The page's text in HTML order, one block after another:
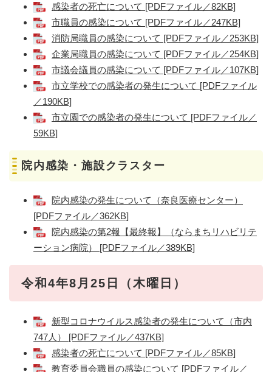
感染者の死亡について [PDFファイル／82KB]
市職員の感染について [PDFファイル／247KB]
消防局職員の感染について [PDFファイル／253KB]
企業局職員の感染について [PDFファイル／254KB]
市議会議員の感染について [PDFファイル／107KB]
市立学校での感染者の発生について [PDFファイル
／190KB]
市立園での感染者の発生について [PDFファイル／
59KB]
院内感染・施設クラスター
院内感染の発生について（奈良医療センター）
[PDFファイル／362KB]
院内感染の第2報【最終報】（ならまちリハビリテ
ーション病院） [PDFファイル／389KB]
令和4年8月25日（木曜日）
新型コロナウイルス感染者の発生について（市内
747人） [PDFファイル／437KB]
感染者の死亡について [PDFファイル／85KB]
教育委員会職員の感染について [PDFファイル／